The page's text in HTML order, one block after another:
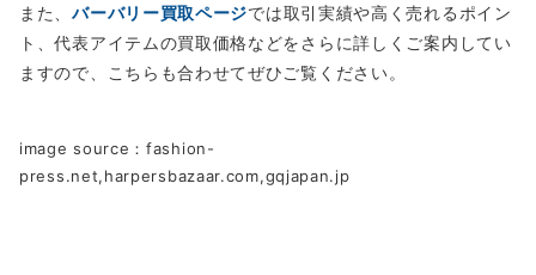
また、バーバリー買取ページでは取引実績や高く売れるポイン
ト、代表アイテムの買取価格などをさらに詳しくご案内してい
ますので、こちらも合わせてぜひご覧ください。
image source：fashion-
press.net,harpersbazaar.com,gqjapan.jp